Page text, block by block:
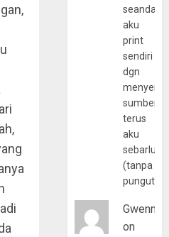
aku
print
sendiri
dgn
sumber
terus
aku
(tanpa
Gwenny
on